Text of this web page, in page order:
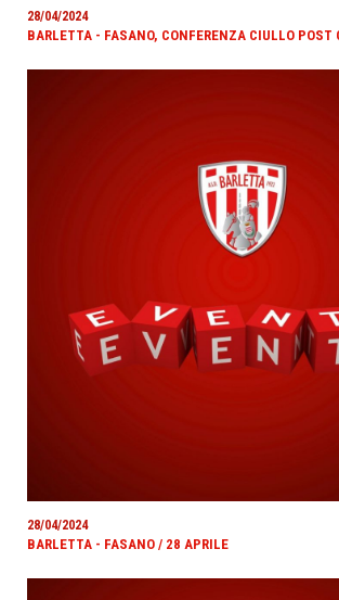
28/04/2024
BARLETTA - FASANO, CONFERENZA CIULLO POST
28/04/2024
BARLETTA - FASANO / 28 APRILE